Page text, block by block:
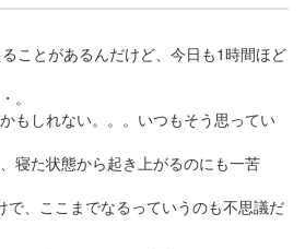
ことがあるんだけど、今日も1時間ほど
。
もしれない。。。いつもそう思ってい
寝た状態から起き上がるのにも一苦
で、ここまでなるっていうのも不思議だ